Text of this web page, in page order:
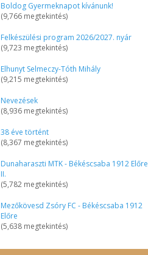
Boldog Gyermeknapot kívánunk!
(9,766 megtekintés)
Felkészülési program 2026/2027. nyár
(9,723 megtekintés)
Elhunyt Selmeczy-Tóth Mihály
(9,215 megtekintés)
Nevezések
(8,936 megtekintés)
38 éve történt
(8,367 megtekintés)
Dunaharaszti MTK - Békéscsaba 1912 Előre
II.
(5,782 megtekintés)
Mezőkövesd Zsóry FC - Békéscsaba 1912
Előre
(5,638 megtekintés)